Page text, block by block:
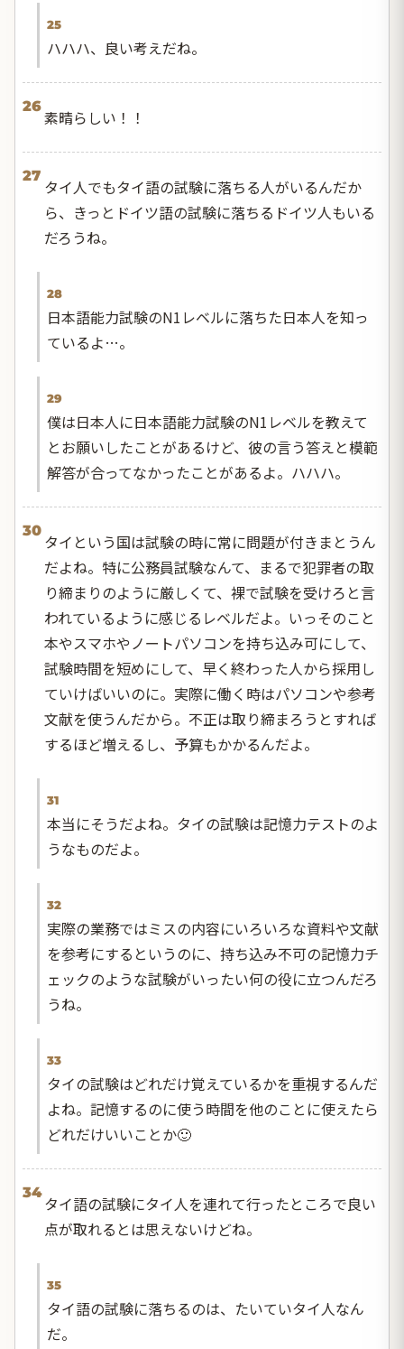
25
ハハハ、良い考えだね。
26
素晴らしい！！
27
タイ人でもタイ語の試験に落ちる人がいるんだか
ら、きっとドイツ語の試験に落ちるドイツ人もいる
だろうね。
28
日本語能力試験のN1レベルに落ちた日本人を知っ
ているよ…。
29
僕は日本人に日本語能力試験のN1レベルを教えて
とお願いしたことがあるけど、彼の言う答えと模範
解答が合ってなかったことがあるよ。ハハハ。
30
タイという国は試験の時に常に問題が付きまとうん
だよね。特に公務員試験なんて、まるで犯罪者の取
り締まりのように厳しくて、裸で試験を受けろと言
われているように感じるレベルだよ。いっそのこと
本やスマホやノートパソコンを持ち込み可にして、
試験時間を短めにして、早く終わった人から採用し
ていけばいいのに。実際に働く時はパソコンや参考
文献を使うんだから。不正は取り締まろうとすれば
するほど増えるし、予算もかかるんだよ。
31
本当にそうだよね。タイの試験は記憶力テストのよ
うなものだよ。
32
実際の業務ではミスの内容にいろいろな資料や文献
を参考にするというのに、持ち込み不可の記憶力チ
ェックのような試験がいったい何の役に立つんだろ
うね。
33
タイの試験はどれだけ覚えているかを重視するんだ
よね。記憶するのに使う時間を他のことに使えたら
どれだけいいことか🙂
34
タイ語の試験にタイ人を連れて行ったところで良い
点が取れるとは思えないけどね。
35
タイ語の試験に落ちるのは、たいていタイ人なん
だ。